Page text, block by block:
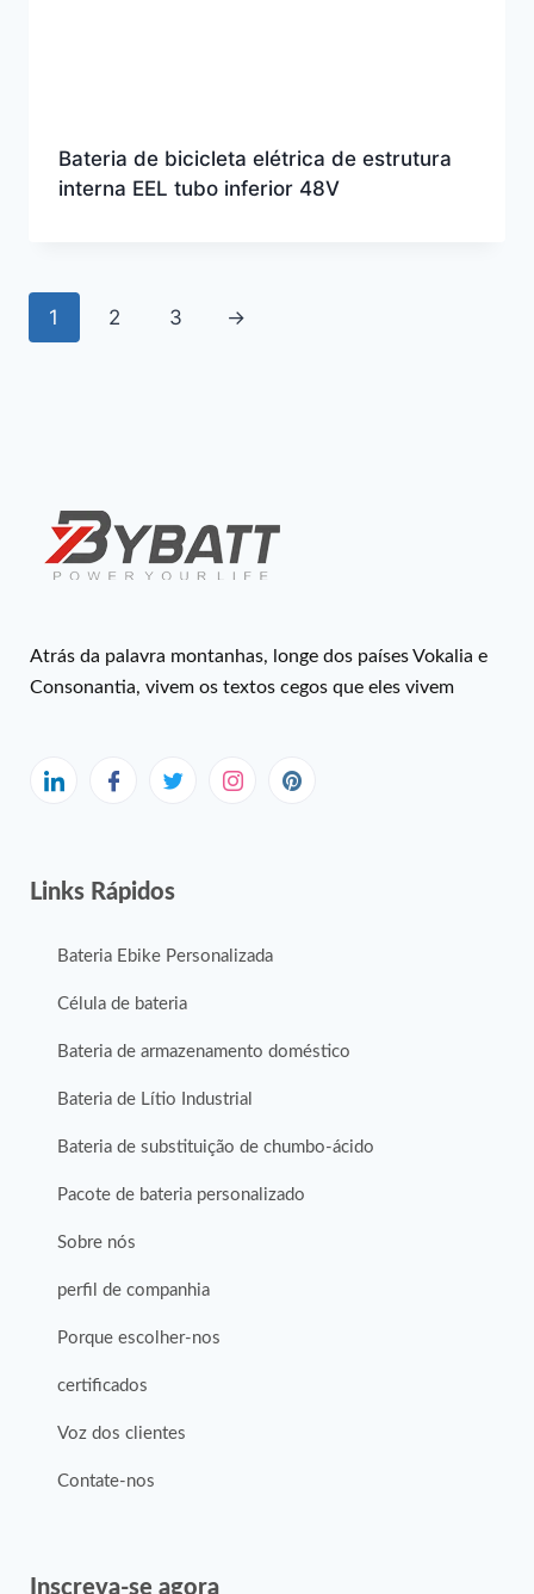
Bateria de bicicleta elétrica de estrutura
interna EEL tubo inferior 48V
1 2 3 →
Atrás da palavra montanhas, longe dos países Vokalia e
Consonantia, vivem os textos cegos que eles vivem
Links Rápidos
Bateria Ebike Personalizada
Célula de bateria
Bateria de armazenamento doméstico
Bateria de Lítio Industrial
Bateria de substituição de chumbo-ácido
Pacote de bateria personalizado
Sobre nós
perfil de companhia
Porque escolher-nos
certificados
Voz dos clientes
Contate-nos
Inscreva-se agora